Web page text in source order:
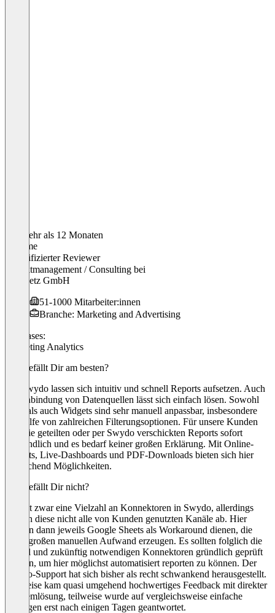
Vor mehr als 12 Monaten
Momme
Verifizierter Reviewer
Projektmanagement / Consulting bei
web-netz GmbH
51-1000 Mitarbeiter:innen
Branche: Marketing and Advertising
Use cases:
Marketing Analytics
Was gefällt Dir am besten?
Mit Swydo lassen sich intuitiv und schnell Reports aufsetzen. Auch
die Anbindung von Datenquellen lässt sich einfach lösen. Sowohl
KPIs als auch Widgets sind sehr manuell anpassbar, insbesondere
mit Hilfe von zahlreichen Filterungsoptionen. Für unsere Kunden
sind die geteilten oder per Swydo verschickten Reports sofort
verständlich und es bedarf keiner großen Erklärung. Mit Online-
Reports, Live-Dashboards und PDF-Downloads bieten sich hier
ausreichend Möglichkeiten.
Was gefällt Dir nicht?
Es gibt zwar eine Vielzahl an Konnektoren in Swydo, allerdings
decken diese nicht alle von Kunden genutzten Kanäle ab. Hier
müssen dann jeweils Google Sheets als Workaround dienen, die
einen großen manuellen Aufwand erzeugen. Es sollten folglich die
aktuell und zukünftig notwendigen Konnektoren gründlich geprüft
werden, um hier möglichst automatisiert reporten zu können. Der
Swydo-Support hat sich bisher als recht schwankend herausgestellt.
Teilweise kam quasi umgehend hochwertiges Feedback mit direkter
Problemlösung, teilweise wurde auf vergleichsweise einfache
Anfragen erst nach einigen Tagen geantwortet.